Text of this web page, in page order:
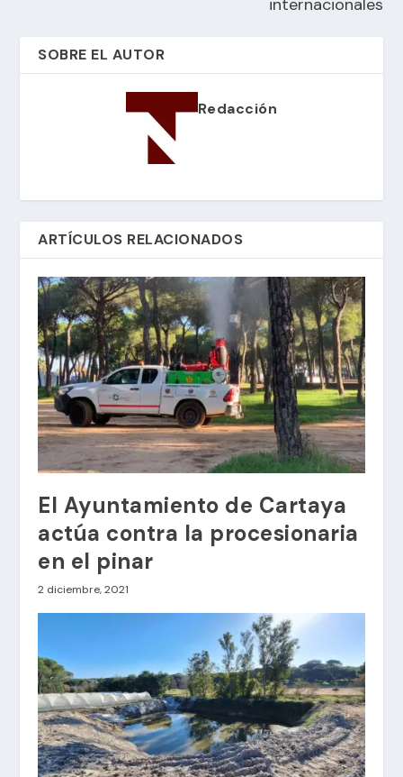
internacionales
SOBRE EL AUTOR
Redacción
ARTÍCULOS RELACIONADOS
El Ayuntamiento de Cartaya
actúa contra la procesionaria
en el pinar
2 diciembre, 2021